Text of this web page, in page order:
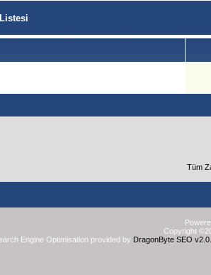
Tüm
Copyright
Engine Optimisation provided by DragonByte SEO